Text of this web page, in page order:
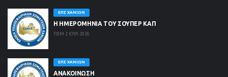
ΕΠΣ ΧΑΝΊΩΝ
Η ΗΜΕΡΟΜΗΝΙΑ ΤΟΥ ΣΟΥΠΕΡ ΚΑΠ
ΠΕΜ 2 ΙΟΥΛ 2026
ΕΠΣ ΧΑΝΊΩΝ
ΑΝΑΚΟΙΝΩΣΗ